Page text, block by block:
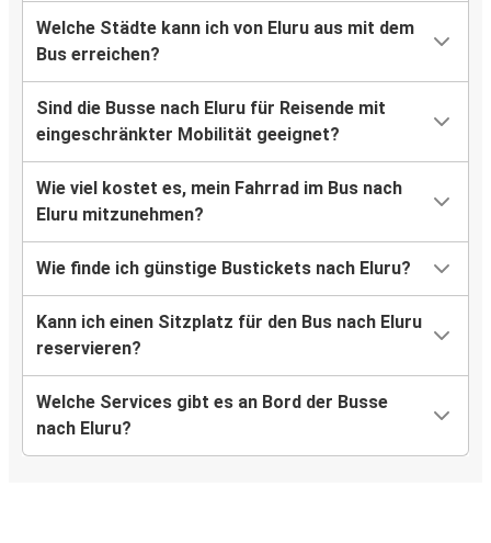
Welche Städte kann ich von Eluru aus mit dem
Bus erreichen?
Sind die Busse nach Eluru für Reisende mit
eingeschränkter Mobilität geeignet?
Wie viel kostet es, mein Fahrrad im Bus nach
Eluru mitzunehmen?
Wie finde ich günstige Bustickets nach Eluru?
Kann ich einen Sitzplatz für den Bus nach Eluru
reservieren?
Welche Services gibt es an Bord der Busse
nach Eluru?